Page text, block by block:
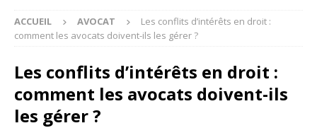
ACCUEIL AVOCAT
Les conflits d’intérêts en droit :
comment les avocats doivent-ils les gérer ?
Les conflits d’intérêts en droit :
comment les avocats doivent-ils
les gérer ?